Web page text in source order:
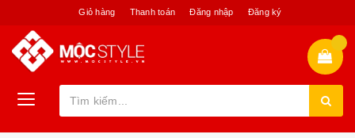
Giỏ hàng Thanh toán Đăng nhập Đăng ký